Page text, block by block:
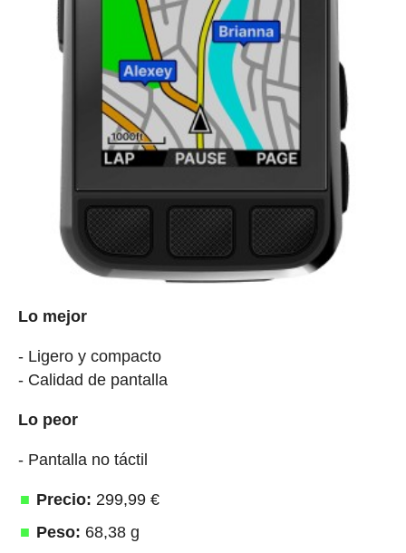
Lo mejor
- Ligero y compacto
- Calidad de pantalla
Lo peor
- Pantalla no táctil
Precio: 299,99 €
Peso: 68,38 g